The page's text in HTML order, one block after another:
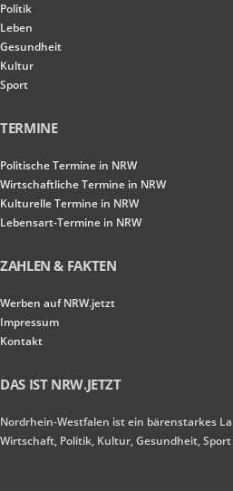
Politik
Leben
Gesundheit
Kultur
Sport
TERMINE
Politische Termine in NRW
Wirtschaftliche Termine in NRW
Kulturelle Termine in NRW
Lebensart-Termine in NRW
ZAHLEN & FAKTEN
Werben auf NRW.jetzt
Impressum
Kontakt
DAS IST NRW.JETZT
Nordrhein-Westfalen ist ein bärenstarkes
Wirtschaft, Politik, Kultur, Gesundheit,